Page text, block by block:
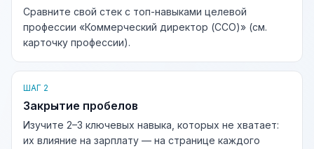
Сравните свой стек с топ-навыками целевой
профессии «Коммерческий директор (CCO)» (см.
карточку профессии).
ШАГ 2
Закрытие пробелов
Изучите 2–3 ключевых навыка, которых не хватает:
их влияние на зарплату — на странице каждого